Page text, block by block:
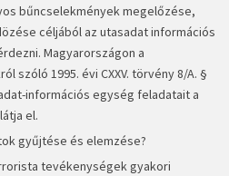
bűncselekmények megelőzése,
céljából az utasadat információs
Magyarországon a
szóló 1995. évi CXXV. törvény 8/A. §
információs egység feladatait a
el.
gyűjtése és elemzése?
tevékenységek gyakori